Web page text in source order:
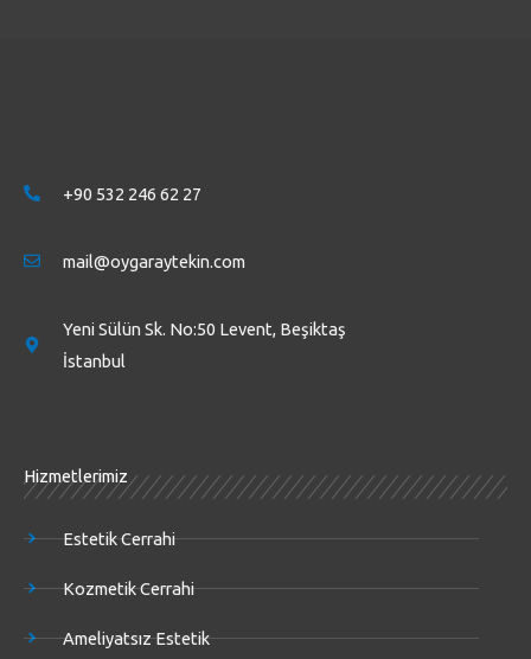
+90 532 246 62 27
mail@oygaraytekin.com
Yeni Sülün Sk. No:50 Levent, Beşiktaş
İstanbul
Hizmetlerimiz
Estetik Cerrahi
Kozmetik Cerrahi
Ameliyatsız Estetik